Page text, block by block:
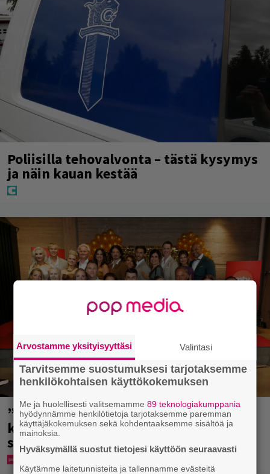
Poliisilla tehovalvonta – tästä kysymys
ja näin kauan kestää
”Että semmonen sirkus” – TTK-
kilpailijat julkistettiin ja kansalla on
sanottavaa
Arvostamme yksityisyyttäsi Valintasi
Tarvitsemme suostumuksesi tarjotaksemme
henkilökohtaisen käyttökokemuksen
Me ja huolellisesti valitsemamme89 teknologiakumppania
hyödynnämme henkilötietoja tarjotaksemme paremman
käyttäjäkokemuksen sekä kohdentaaksemme sisältöä ja
mainoksia.
Hyväksymällä suostut tietojesi käyttöön seuraavasti
Käytämme laitetunnisteita ja tallennamme evästeitä